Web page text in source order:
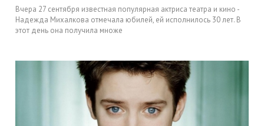
Вчера 27 сентября известная популярная актриса театра и кино -
Надежда Михалкова отмечала юбилей, ей исполнилось 30 лет. В
этот день она получила множе